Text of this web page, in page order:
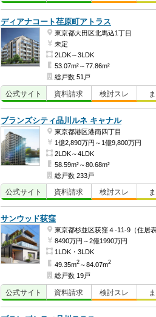
ディアナコート荏原町アトラス
東京都大田区北馬込1丁目
未定
2LDK～3LDK
53.07m²～77.86m²
総戸数 51戸
公式サイト 資料請求 検討スレ
ブランズシティ品川ルネ キャナル
東京都港区港南四丁目
1億2,890万円～1億9,800万円
2LDK～4LDK
58.59m²～80.68m²
総戸数 233戸
公式サイト 資料請求 検討スレ
サンウッド荻窪
東京都杉並区荻窪４-11-9（住居表
8490万円～2億1990万円
1LDK・3LDK
49.35m2 ～84.07m2
総戸数 19戸
公式サイト 資料請求 検討スレ